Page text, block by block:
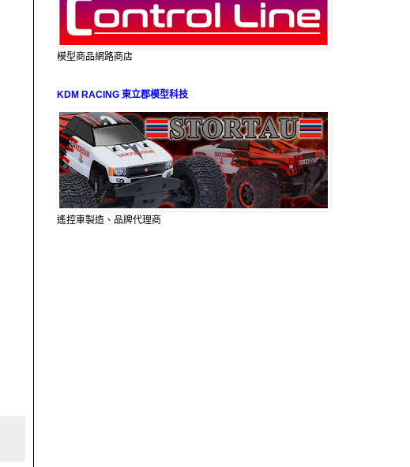
模型商品網路商店
KDM RACING 東立郡模型科技
遙控車製造、品牌代理商